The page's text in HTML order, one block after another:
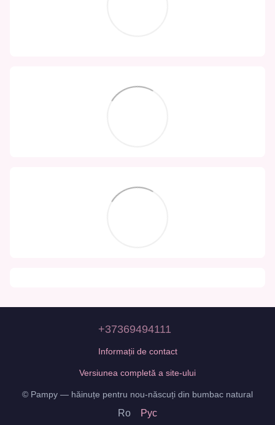
+37369494111
Informații de contact
Versiunea completă a site-ului
© Pampy — hăinuțe pentru nou-născuți din bumbac natural
Ro Рус